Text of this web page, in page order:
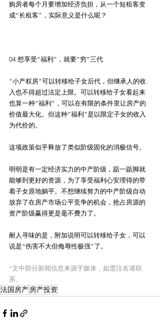
购房者每个月要增加经济负担，从一个短租客变
成“长租客”，实际意义是什么呢？
04 想享受“福利”，就要“穷”三代
“小产权房”可以转移给子女后代，但继承人的收
入也不得超过法定上限。可以转移给子女看起来
也算一种“福利”，可以在有限的条件里让房产的
价值最大化。但这种“福利”是以限定子女的收入
为代价的。
这项政策似乎释放了类似阶级固化的消极信号。
明明是有一定经济实力的中产阶级，踮一踮脚就
能够到更好的资源，为了享受福利心安理得的带
着子女原地躺平。不想继续努力的中产阶级自动
放弃了在房产市场公平竞争的机会，抢占房源的
资产阶级赢得更是毫不费力了。
耐人寻味的是，附加说明可以转移给子女，可以
说是“伤害不大但侮辱性极强”了。
*文中部分新闻信息来源于媒体，如需注名请联
系。
法国房产房产投资